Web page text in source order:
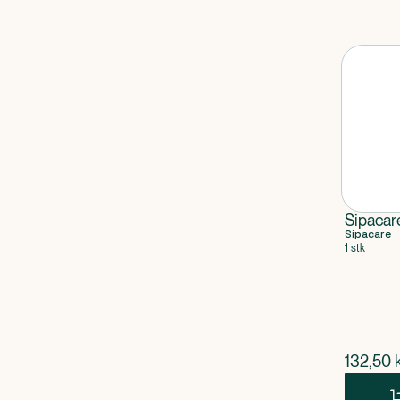
Sipacare
1 stk
$
132,50